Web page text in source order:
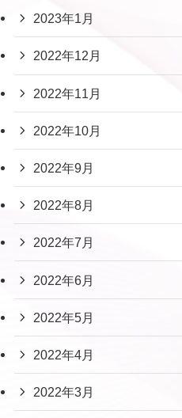
2023年1月
2022年12月
2022年11月
2022年10月
2022年9月
2022年8月
2022年7月
2022年6月
2022年5月
2022年4月
2022年3月